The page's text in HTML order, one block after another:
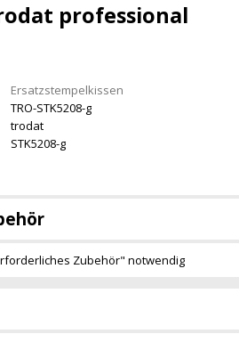
professional
Ersatzstempelkissen
TRO-STK5208-g
trodat
STK5208-g
Zubehör" notwendig